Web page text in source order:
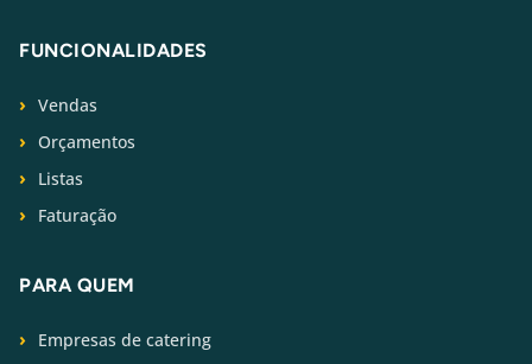
FUNCIONALIDADES
Vendas
Orçamentos
Listas
Faturação
PARA QUEM
Empresas de catering